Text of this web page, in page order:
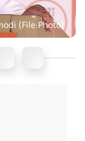
(File Photo)